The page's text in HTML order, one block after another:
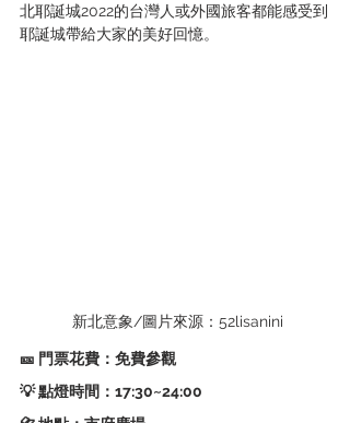
北耶誕城2022的台灣人或外國旅客都能感受到
耶誕城帶給大家的美好回憶。
新北意象/圖片來源：52lisanini
🎫 門票花費：免費參觀
💡 點燈時間：17:30~24:00